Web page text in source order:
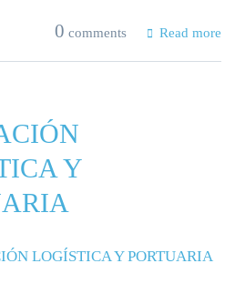
0 comments Read more
Y